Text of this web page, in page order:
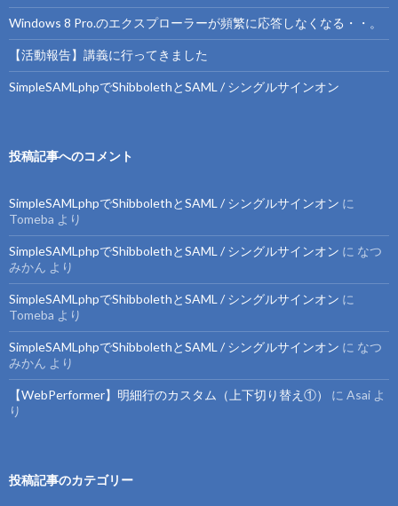
Windows 8 Pro.のエクスプローラーが頻繁に応答しなくなる・・。
【活動報告】講義に行ってきました
SimpleSAMLphpでShibbolethとSAML / シングルサインオン
投稿記事へのコメント
SimpleSAMLphpでShibbolethとSAML / シングルサインオン に
Tomeba より
SimpleSAMLphpでShibbolethとSAML / シングルサインオン に なつ
みかん より
SimpleSAMLphpでShibbolethとSAML / シングルサインオン に
Tomeba より
SimpleSAMLphpでShibbolethとSAML / シングルサインオン に なつ
みかん より
【WebPerformer】明細行のカスタム（上下切り替え①） に Asai よ
り
投稿記事のカテゴリー